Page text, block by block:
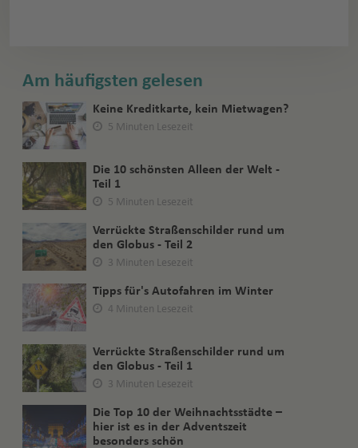
Am häufigsten gelesen
Keine Kreditkarte, kein Mietwagen?
5 Minuten Lesezeit
Die 10 schönsten Alleen der Welt -
Teil 1
5 Minuten Lesezeit
Verrückte Straßenschilder rund um
den Globus - Teil 2
3 Minuten Lesezeit
Tipps für's Autofahren im Winter
4 Minuten Lesezeit
Verrückte Straßenschilder rund um
den Globus - Teil 1
3 Minuten Lesezeit
Die Top 10 der Weihnachtsstädte –
hier ist es in der Adventszeit
besonders schön